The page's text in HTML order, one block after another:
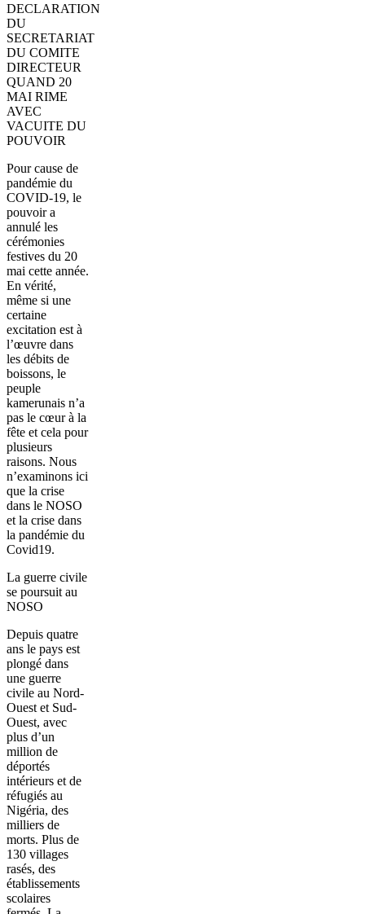
DECLARATION
DU
SECRETARIAT
DU COMITE
DIRECTEUR
QUAND 20
MAI RIME
AVEC
VACUITE DU
POUVOIR
Pour cause de
pandémie du
COVID-19, le
pouvoir a
annulé les
cérémonies
festives du 20
mai cette année.
En vérité,
même si une
certaine
excitation est à
l’œuvre dans
les débits de
boissons, le
peuple
kamerunais n’a
pas le cœur à la
fête et cela pour
plusieurs
raisons. Nous
n’examinons ici
que la crise
dans le NOSO
et la crise dans
la pandémie du
Covid19.
La guerre civile
se poursuit au
NOSO
Depuis quatre
ans le pays est
plongé dans
une guerre
civile au Nord-
Ouest et Sud-
Ouest, avec
plus d’un
million de
déportés
intérieurs et de
réfugiés au
Nigéria, des
milliers de
morts. Plus de
130 villages
rasés, des
établissements
scolaires